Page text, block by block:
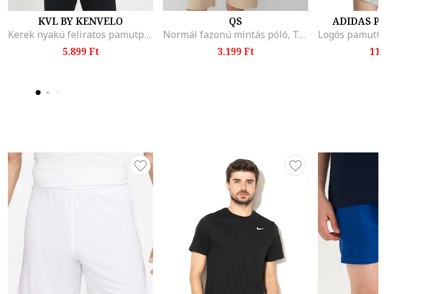
KVL BY KENVELO
Kerek nyakú feliratos pamutpóló, Jégkék
5.899 Ft
QS
Normál fazonú mintás póló, Tengerészkék
3.199 Ft
ADIDAS
11.599 Ft